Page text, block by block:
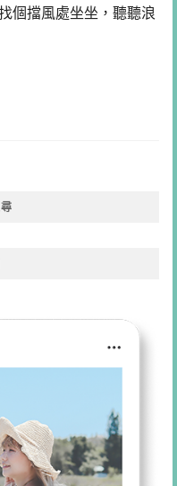
個擋風處坐坐，聽聽浪